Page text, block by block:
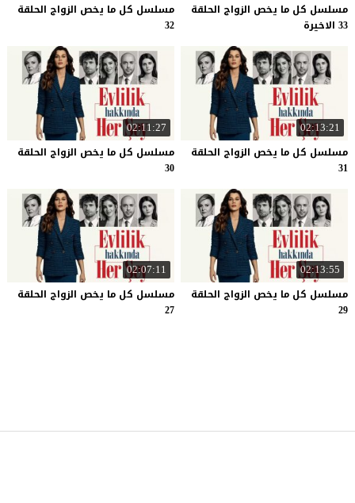
مسلسل كل ما يخص الزواج الحلقة
33 الاخيرة
مسلسل كل ما يخص الزواج الحلقة
32
02:13:21
مسلسل كل ما يخص الزواج الحلقة
31
02:11:27
مسلسل كل ما يخص الزواج الحلقة
30
02:13:55
مسلسل كل ما يخص الزواج الحلقة
29
02:07:11
مسلسل كل ما يخص الزواج الحلقة
27